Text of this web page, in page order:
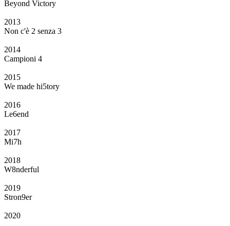
Beyond Victory
2013
Non c'è 2 senza 3
2014
Campioni 4
2015
We made hi5tory
2016
Le6end
2017
Mi7h
2018
W8nderful
2019
Stron9er
2020